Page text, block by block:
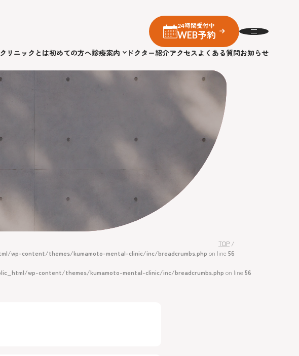
24時間受付中
WEB予約
リニックとは初めての方へ診療案内 ドクター紹介アクセスよくある質問お知らせ
TOP /
wp-content/themes/kumamoto-mental-clinic/inc/breadcrumbs.php on line 56
wp-content/themes/kumamoto-mental-clinic/inc/breadcrumbs.php on line 56